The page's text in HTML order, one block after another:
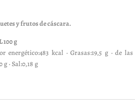
y frutos de cáscara.
g
energético:483 kcal · Grasas:19,5 g · de
· Sal:0,18 g